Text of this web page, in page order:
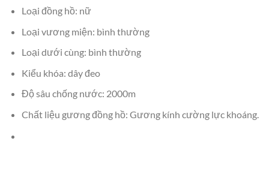
Loại đồng hồ: nữ
Loại vương miện: bình thường
Loại dưới cùng: bình thường
Kiểu khóa: dây đeo
Độ sâu chống nước: 2000m
Chất liệu gương đồng hồ: Gương kính cường lực khoáng.